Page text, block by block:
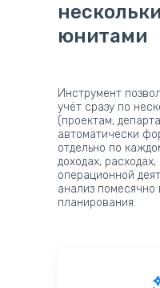
юнитами
Инструмент
учёт сразу по
(проектам,
автоматически
отдельно по
доходах,
операционной
анализ помесячно
планирования.